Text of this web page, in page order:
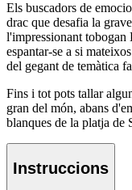
Els buscadors de
drac que desafia la
l'impressionant tobogan
espantar-se a si
del gegant de temàtica
Fins i tot pots tallar
gran del món, abans
blanques de la platja de
Instruccions